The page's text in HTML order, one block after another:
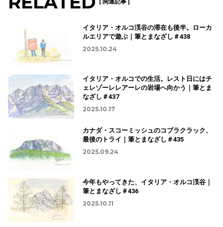
[ 関連記事 ]
イタリア・オルコ渓谷の滞在も後半。ローカ
ルエリアで遊ぶ｜筆とまなざし＃438
2025.10.24
イタリア・オルコでの生活。レスト日にはチ
ェレゾーレレアーレの岩場へ向かう｜筆とま
なざし＃437
2025.10.17
カナダ・スコーミッシュのコブラクラック、
最後のトライ｜筆とまなざし＃435
2025.09.24
今年もやってきた、イタリア・オルコ渓谷｜
筆とまなざし＃436
2025.10.11